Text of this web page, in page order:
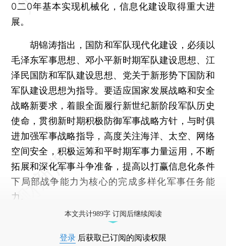
0二0年基本实现机械化，信息化建设取得重大进
展。
胡锦涛指出，国防和军队现代化建设，必须以
毛泽东军事思想、邓小平新时期军队建设思想、江
泽民国防和军队建设思想、党关于新形势下国防和
军队建设思想为指导。要适应国家发展战略和安全
战略新要求，着眼全面履行新世纪新阶段军队历史
使命，贯彻新时期积极防御军事战略方针，与时俱
进加强军事战略指导，高度关注海洋、太空、网络
空间安全，积极运筹和平时期军事力量运用，不断
拓展和深化军事斗争准备，提高以打赢信息化条件
下局部战争能力为核心的完成多样化军事任务能
力。
本文共计989字 订阅后继续阅读
登录 后获取已订阅的阅读权限